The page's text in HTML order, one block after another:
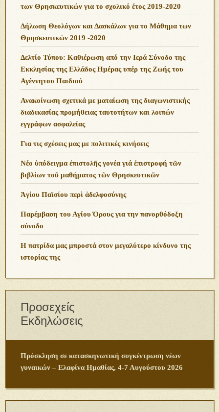
των Θρησκευτικών για το σχολικό έτος 2019-2020
Δήλωση Θεολόγων και Δασκάλων για το Μάθημα των
Θρησκευτικών 2019 -2020
Δελτίο Τύπου: Καθιέρωση από την Ιερά Σύνοδο της
Εκκλησίας της Ελλάδος Ημέρας υπέρ της Ζωής του
Αγέννητου Παιδιού
Ανακοίνωση σχετικά με ματαίωση της διαγωνιστικής
διαδικασίας προμήθειας ταυτοτήτων και λοιπών
εγγράφων ασφαλείας
Για τις σχέσεις μας με πολιτικές κινήσεις
Νέο ὑπόδειγμα ἐπιστολῆς γονέα γιά ἐπιστροφή τῶν
βιβλίων τοῦ μαθήματος τῶν Θρησκευτικῶν
Ἁγίου Παϊσίου περὶ ἀδελφοσύνης
Παρέμβαση του Αγίου Όρους για την πανορθόδοξη
σύνοδο
Η πατρίδα μας μπροστά στον μεγαλύτερο κίνδυνο της
ιστορίας της
Προσεχείς
Εκδηλώσεις
Πρόσκληση σε κατασκηνωτική συγκέντρωση νέων
γυναικών – Ελαφίνα Ημαθίας, 4-7 Αυγούστου 2026